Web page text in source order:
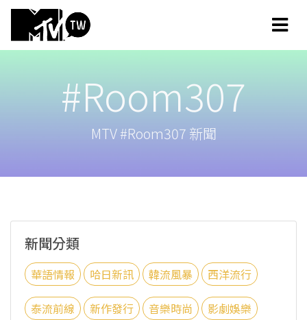
#Room307
MTV #Room307 新聞
新聞分類
華語情報 哈日新訊 韓流風暴 西洋流行
泰流前線 新作發行 音樂時尚 影劇娛樂